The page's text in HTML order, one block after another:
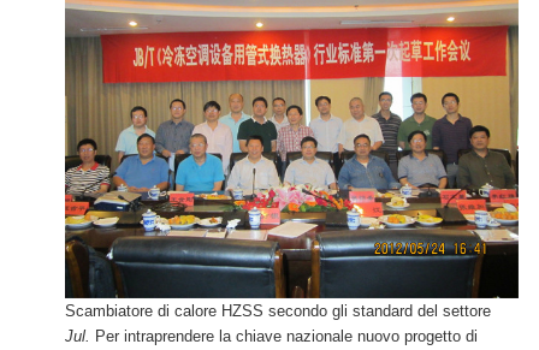
Scambiatore di calore HZSS secondo gli standard del settore
Jul. Per intraprendere la chiave nazionale nuovo progetto di